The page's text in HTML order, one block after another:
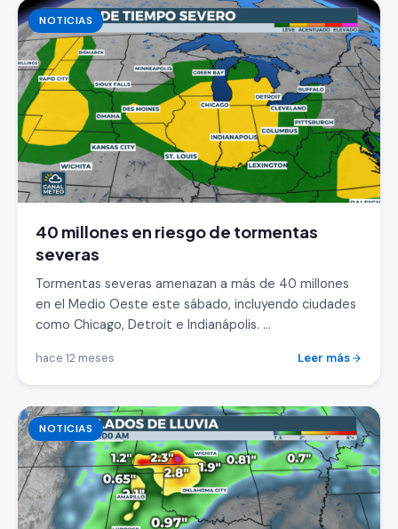
NOTICIAS
40 millones en riesgo de tormentas
severas
Tormentas severas amenazan a más de 40 millones
en el Medio Oeste este sábado, incluyendo ciudades
como Chicago, Detroit e Indianápolis. ...
hace 12 meses Leer más
NOTICIAS